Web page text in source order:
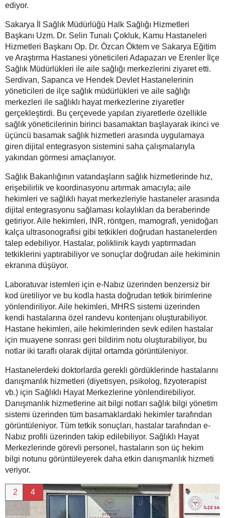
ediyor.
Sakarya İl Sağlık Müdürlüğü Halk Sağlığı Hizmetleri
Başkanı Uzm. Dr. Selin Tunalı Çokluk, Kamu Hastaneleri
Hizmetleri Başkanı Op. Dr. Özcan Öktem ve Sakarya Eğitim
ve Araştırma Hastanesi yöneticileri Adapazarı ve Erenler İlçe
Sağlık Müdürlükleri ile aile sağlığı merkezlerini ziyaret etti.
Serdivan, Sapanca ve Hendek Devlet Hastanelerinin
yöneticileri de ilçe sağlık müdürlükleri ve aile sağlığı
merkezleri ile sağlıklı hayat merkezlerine ziyaretler
gerçekleştirdi. Bu çerçevede yapılan ziyaretlerle özellikle
sağlık yöneticilerinin birinci basamaktan başlayarak ikinci ve
üçüncü basamak sağlık hizmetleri arasında uygulamaya
giren dijital entegrasyon sistemini saha çalışmalarıyla
yakından görmesi amaçlanıyor.
Sağlık Bakanlığının vatandaşların sağlık hizmetlerinde hız,
erişebilirlik ve koordinasyonu artırmak amacıyla; aile
hekimleri ve sağlıklı hayat merkezleriyle hastaneler arasında
dijital entegrasyonu sağlaması kolaylıkları da beraberinde
getiriyor. Aile hekimleri, INR, röntgen, mamografi, yenidoğan
kalça ultrasonografisi gibi tetkikleri doğrudan hastanelerden
talep edebiliyor. Hastalar, poliklinik kaydı yaptırmadan
tetkiklerini yaptırabiliyor ve sonuçlar doğrudan aile hekiminin
ekranına düşüyor.
Laboratuvar istemleri için e-Nabız üzerinden benzersiz bir
kod üretiliyor ve bu kodla hasta doğrudan tetkik birimlerine
yönlendiriliyor. Aile hekimleri, MHRS sistemi üzerinden
kendi hastalarına özel randevu kontenjanı oluşturabiliyor.
Hastane hekimleri, aile hekimlerinden sevk edilen hastalar
için muayene sonrası geri bildirim notu oluşturabiliyor, bu
notlar iki taraflı olarak dijital ortamda görüntüleniyor.
Hastanelerdeki doktorlarda gerekli gördüklerinde hastalarını
danışmanlık hizmetleri (diyetisyen, psikolog, fizyoterapist
vb.) için Sağlıklı Hayat Merkezlerine yönlendirebiliyor.
Danışmanlık hizmetlerine ait bilgi notları sağlık bilgi yönetim
sistemi üzerinden tüm basamaklardaki hekimler tarafından
görüntüleniyor. Tüm tetkik sonuçları, hastalar tarafından e-
Nabız profili üzerinden takip edilebiliyor. Sağlıklı Hayat
Merkezlerinde görevli personel, hastaların son üç hekim
bilgi notunu görüntüleyerek daha etkin danışmanlık hizmeti
veriyor.
2 4